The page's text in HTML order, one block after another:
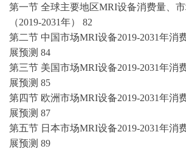
第一节 全球主要地区MRI设备消费量、
（2019-2031年） 82
第二节 中国市场MRI设备2019-2031年消
展预测 84
第三节 美国市场MRI设备2019-2031年消
展预测 85
第四节 欧洲市场MRI设备2019-2031年消
展预测 87
第五节 日本市场MRI设备2019-2031年消
展预测 89